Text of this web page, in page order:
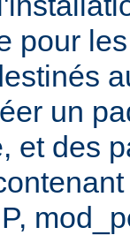
pour
un
et des